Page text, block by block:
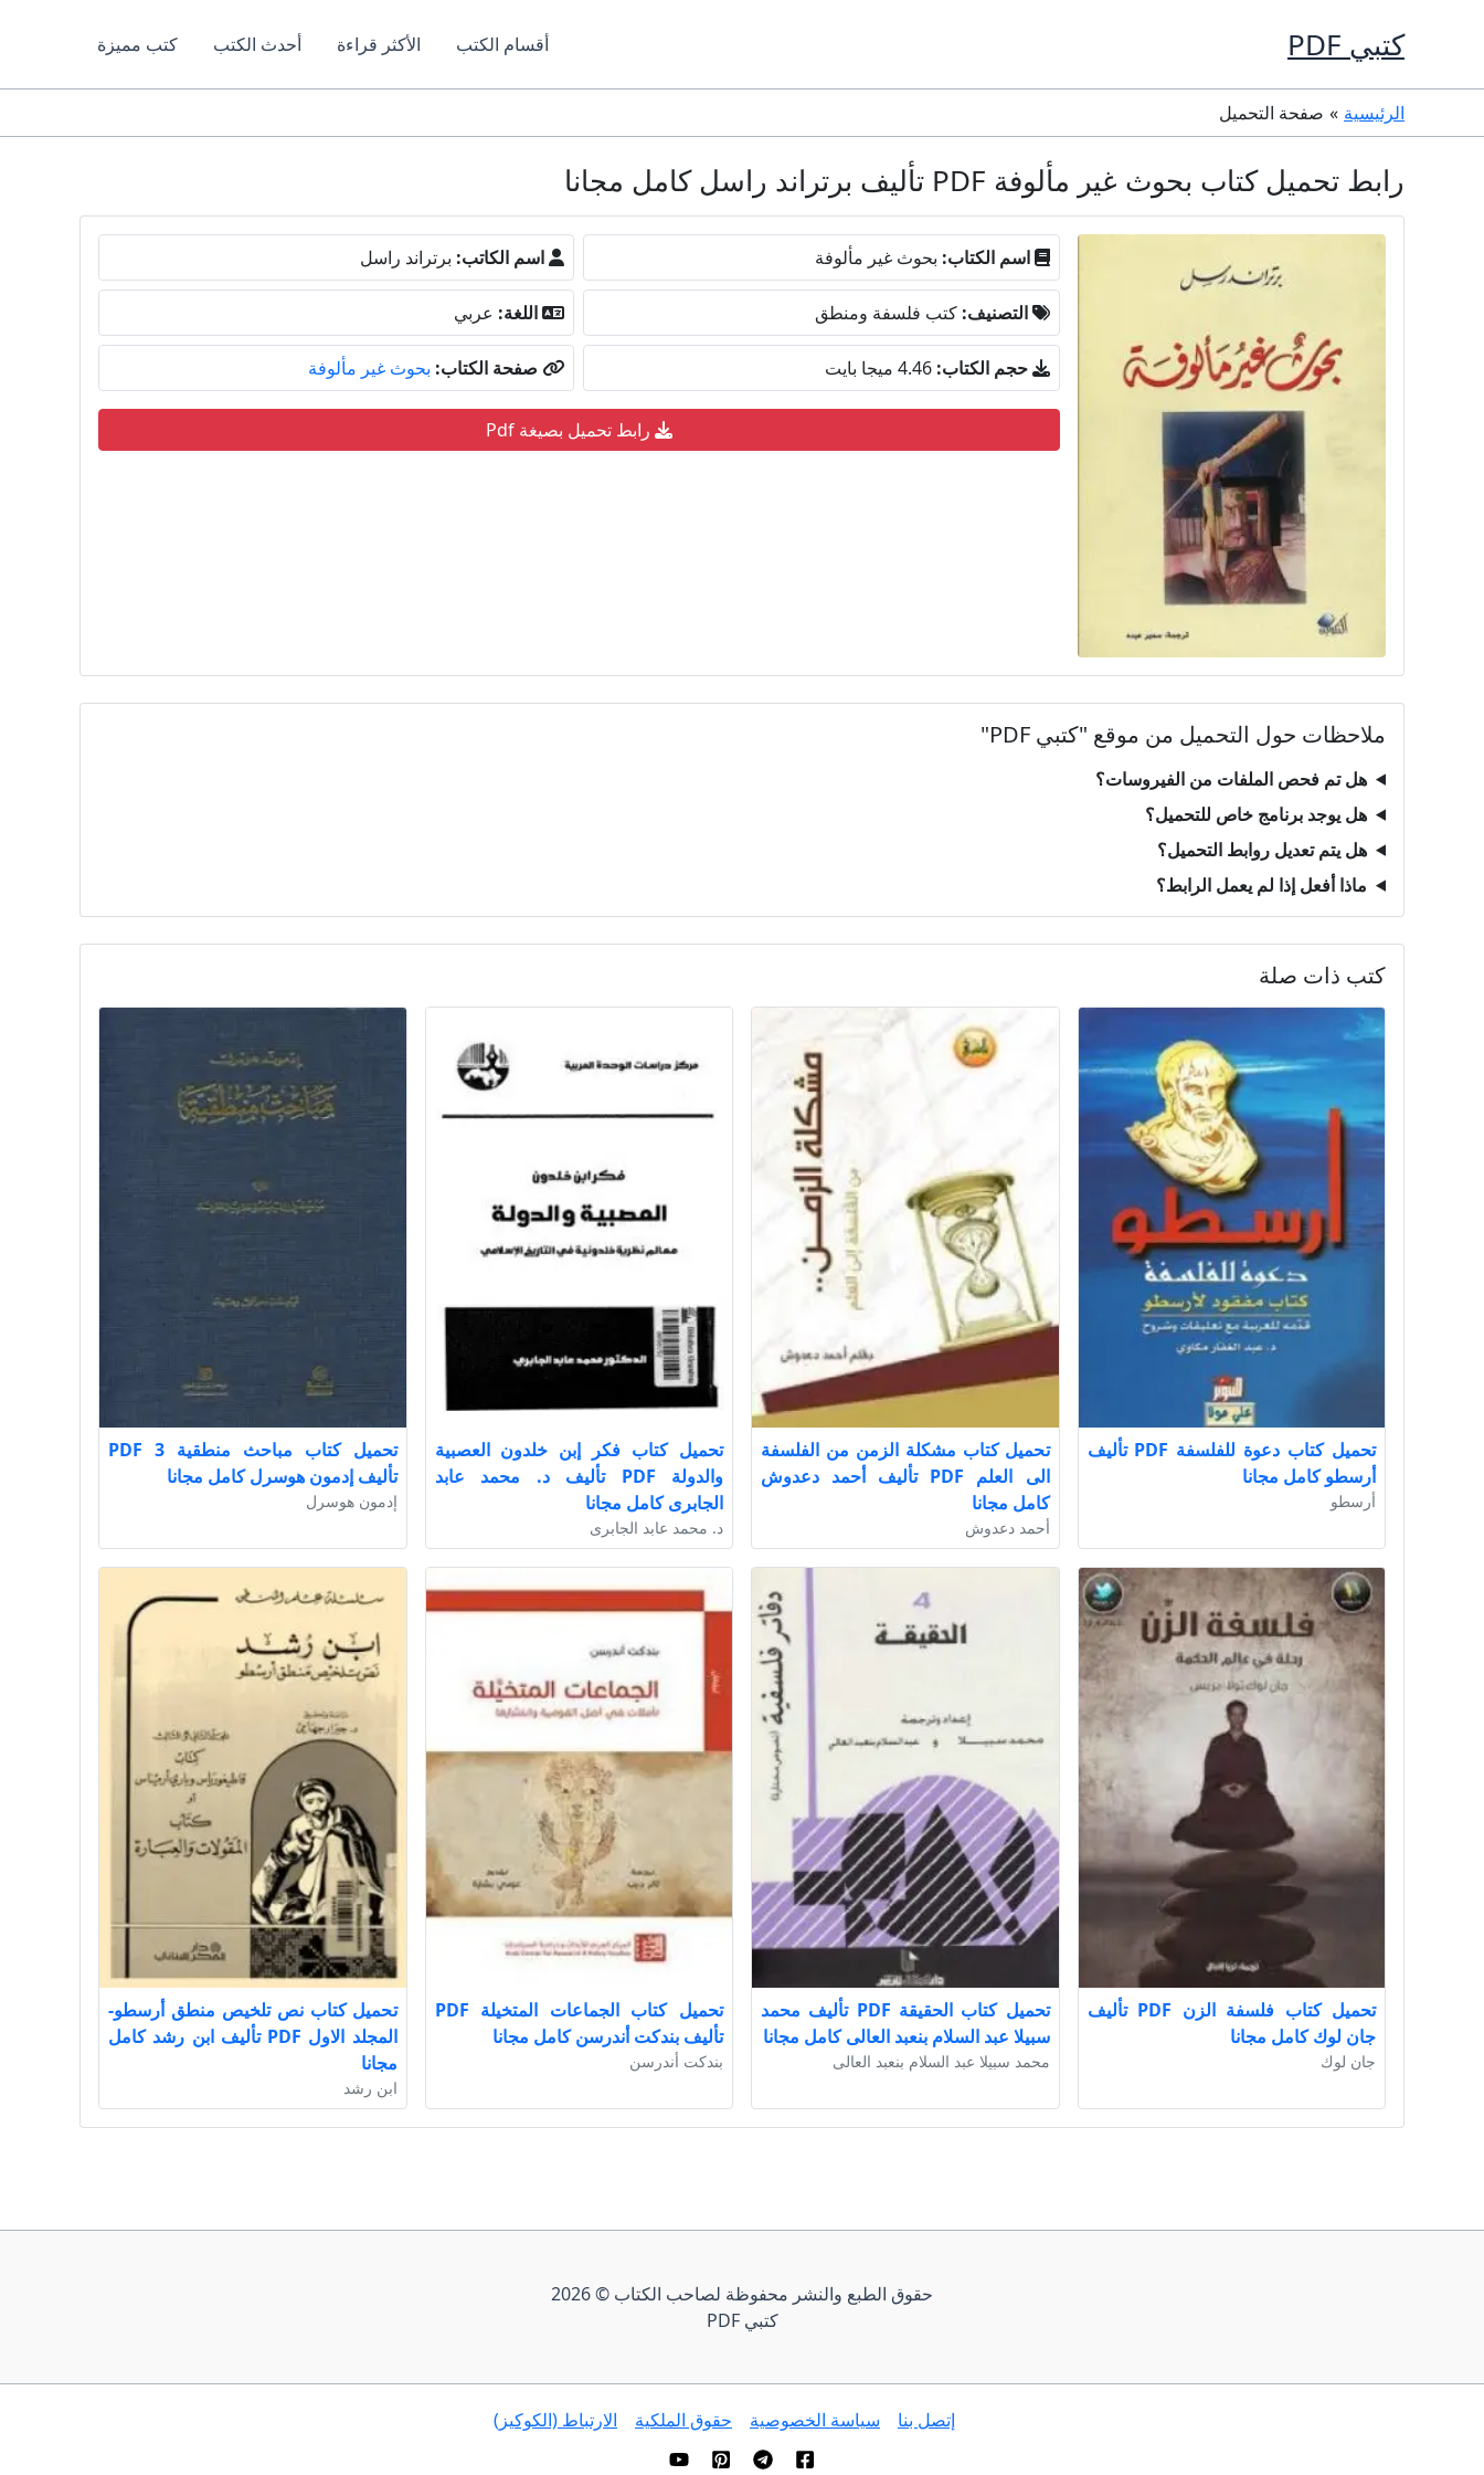
كتبي PDF أقسام الكتب الأكثر قراءة أحدث الكتب كتب مميزة
الرئيسية صفحة التحميل
رابط تحميل كتاب بحوث غير مألوفة PDF تأليف برتراند راسل كامل مجانا
اسم الكتاب: بحوث غير مألوفة اسم الكاتب: برتراند راسل
التصنيف: كتب فلسفة ومنطق اللغة: عربي
حجم الكتاب: 4.46 ميجا بايت صفحة الكتاب: بحوث غير مألوفة
رابط تحميل بصيغة Pdf
ملاحظات حول التحميل من موقع "كتبي PDF"
هل تم فحص الملفات من الفيروسات؟
هل يوجد برنامج خاص للتحميل؟
هل يتم تعديل روابط التحميل؟
ماذا أفعل إذا لم يعمل الرابط؟
كتب ذات صلة
تحميل كتاب دعوة للفلسفة PDF تأليف
أرسطو كامل مجانا
أرسطو
تحميل كتاب مشكلة الزمن من الفلسفة
الى العلم PDF تأليف أحمد دعدوش
كامل مجانا
أحمد دعدوش
تحميل كتاب فكر إبن خلدون العصبية
والدولة PDF تأليف د. محمد عابد
الجابرى كامل مجانا
د. محمد عابد الجابرى
تحميل كتاب مباحث منطقية 3 PDF
تأليف إدمون هوسرل كامل مجانا
إدمون هوسرل
تحميل كتاب فلسفة الزن PDF تأليف
جان لوك كامل مجانا
جان لوك
تحميل كتاب الحقيقة PDF تأليف محمد
سبيلا عبد السلام بنعبد العالى كامل مجانا
محمد سبيلا عبد السلام بنعبد العالى
تحميل كتاب الجماعات المتخيلة PDF
تأليف بندكت أندرسن كامل مجانا
بندكت أندرسن
تحميل كتاب نص تلخيص منطق أرسطو-
المجلد الاول PDF تأليف ابن رشد كامل
مجانا
ابن رشد
حقوق الطبع والنشر محفوظة لصاحب الكتاب © 2026
كتبي PDF
إتصل بنا سياسة الخصوصية حقوق الملكية الارتباط (الكوكيز)